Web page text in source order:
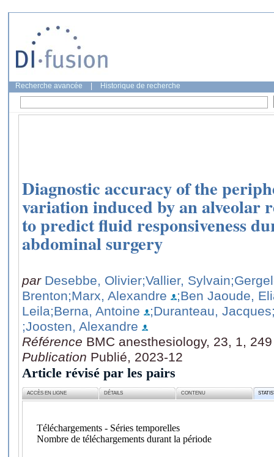
Recherche avancée Historique de recherche
Diagnostic accuracy of the
variation induced by an alveolar
to predict fluid responsiveness
abdominal surgery
par Desebbe, Olivier;Vallier, Sylvain
Brenton;Marx, Alexandre
;Ben Jaoude,
Leila;Berna, Antoine ;Duranteau, Jacques
;Joosten, Alexandre
Référence BMC anesthesiology, 23, 1, 249
Publication Publié, 2023-12
Article révisé par les pairs
ACCÈS EN LIGNE DÉTAILS CONTENU